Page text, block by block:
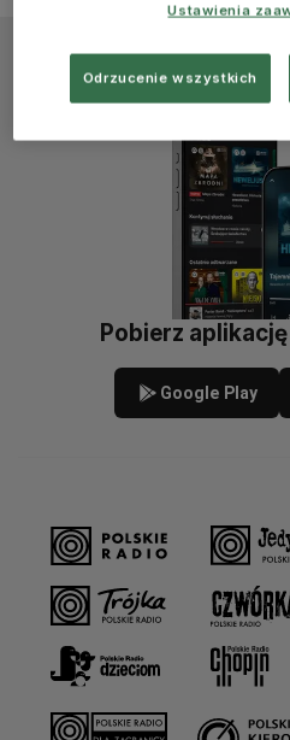
Pobierz
Google Play
Ustawienia
Odrzucenie wszystkich